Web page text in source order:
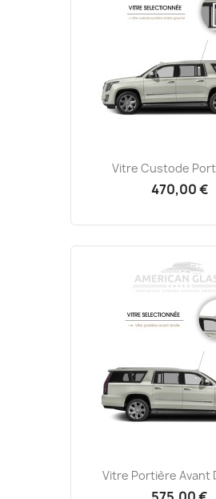
Vitre Custode
470,00 €
Vitre Portière Avant